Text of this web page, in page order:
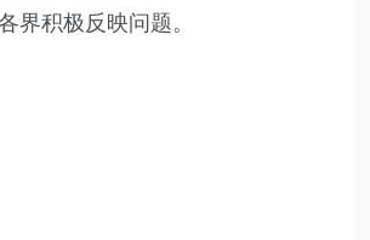
界积极反映问题。